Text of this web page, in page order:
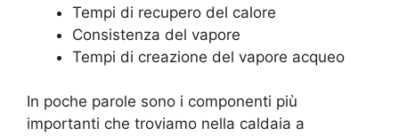
Tempi di recupero del calore
Consistenza del vapore
Tempi di creazione del vapore acqueo
In poche parole sono i componenti più
importanti che troviamo nella caldaia a